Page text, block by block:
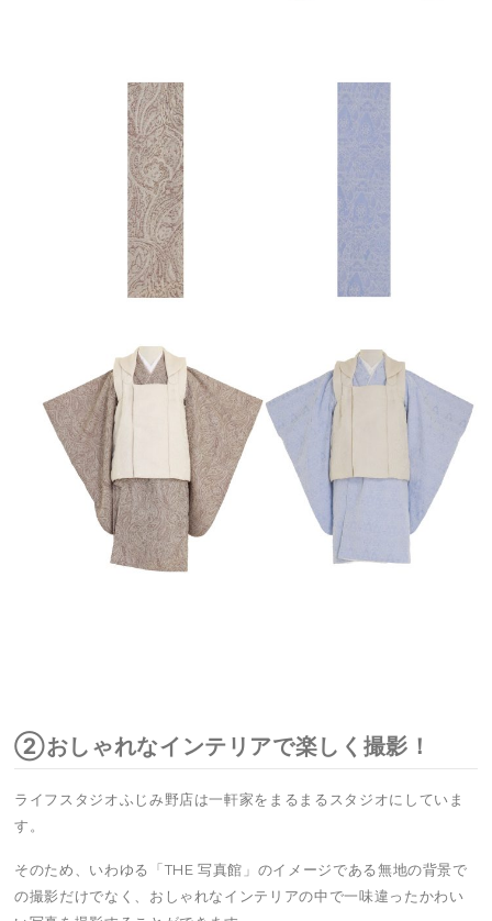
②おしゃれなインテリアで楽しく撮影！
ライフスタジオふじみ野店は一軒家をまるまるスタジオにしていま
す。
そのため、いわゆる「THE 写真館」のイメージである無地の背景で
の撮影だけでなく、おしゃれなインテリアの中で一味違ったかわい